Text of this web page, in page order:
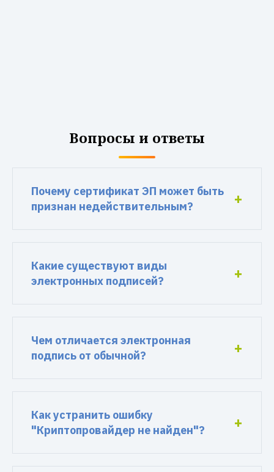
Вопросы и ответы
Почему сертификат ЭП может быть
признан недействительным?
Какие существуют виды
электронных подписей?
Чем отличается электронная
подпись от обычной?
Как устранить ошибку
"Криптопровайдер не найден"?